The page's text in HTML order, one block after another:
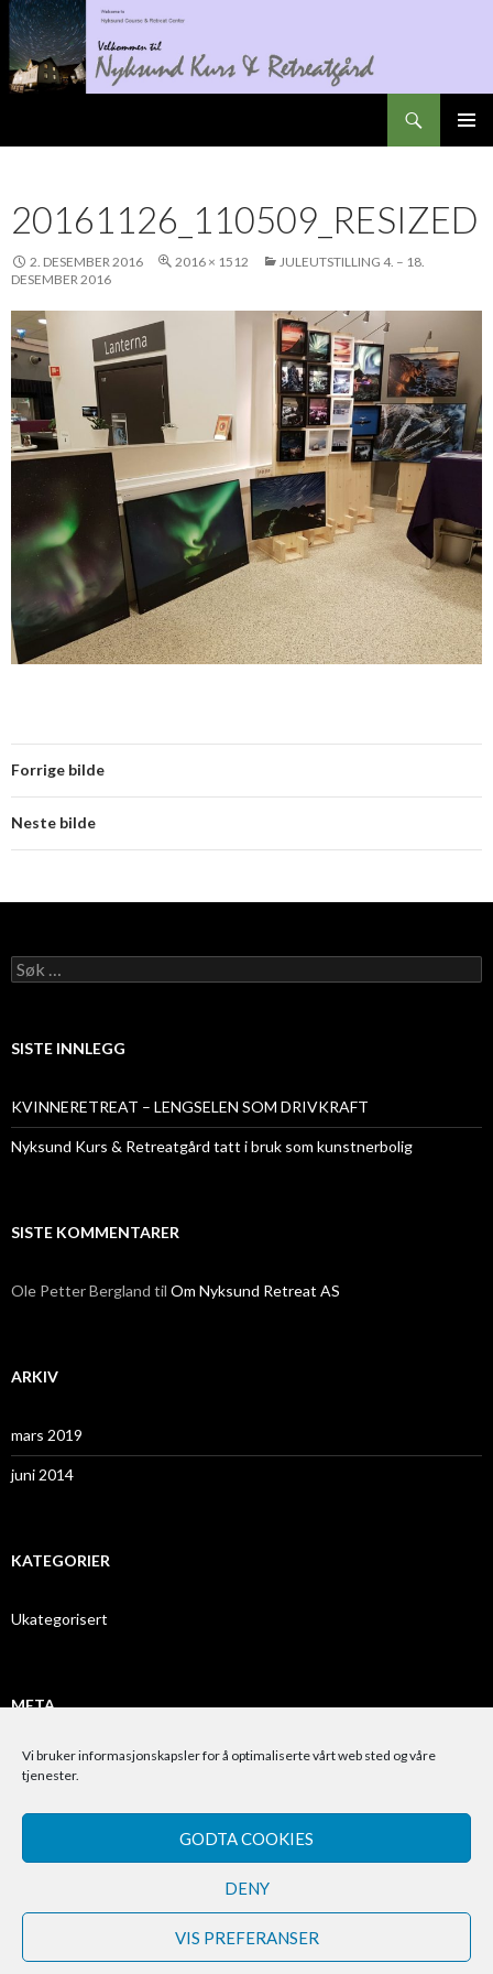
Vi bruker informasjonskapsler for å optimaliserte vårt web sted og våre
tjenester.
GODTA COOKIES
DENY
VIS PREFERANSER
20161126_110509_RESIZED
2. DESEMBER 2016 2016 × 1512
JULEUTSTILLING 4. – 18.
DESEMBER 2016
Forrige bilde
Neste bilde
Søk
etter:
SISTE INNLEGG
KVINNERETREAT – LENGSELEN SOM DRIVKRAFT
Nyksund Kurs & Retreatgård tatt i bruk som kunstnerbolig
SISTE KOMMENTARER
Ole Petter Bergland til Om Nyksund Retreat AS
ARKIV
mars 2019
juni 2014
KATEGORIER
Ukategorisert
META
Logg inn